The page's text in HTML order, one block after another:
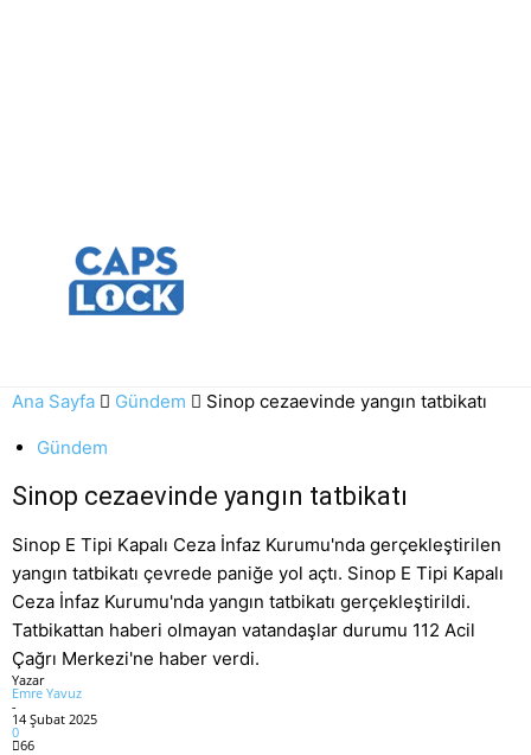
Ana Sayfa Gündem Sinop cezaevinde yangın tatbikatı
Gündem
Sinop cezaevinde yangın tatbikatı
Sinop E Tipi Kapalı Ceza İnfaz Kurumu'nda gerçekleştirilen
yangın tatbikatı çevrede paniğe yol açtı. Sinop E Tipi Kapalı
Ceza İnfaz Kurumu'nda yangın tatbikatı gerçekleştirildi.
Tatbikattan haberi olmayan vatandaşlar durumu 112 Acil
Çağrı Merkezi'ne haber verdi.
Yazar
Emre Yavuz
-
14 Şubat 2025
0
66